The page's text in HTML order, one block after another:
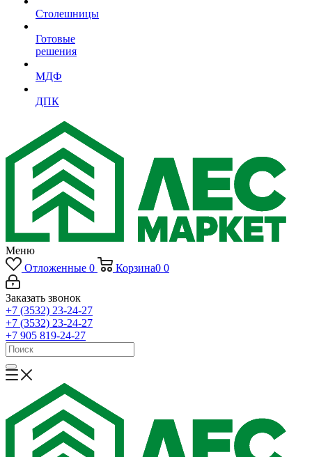
Столешницы
Готовые
решения
МДФ
ДПК
Меню
Отложенные 0 Корзина0 0
Заказать звонок
+7 (3532) 23-24-27
+7 (3532) 23-24-27
+7 905 819-24-27